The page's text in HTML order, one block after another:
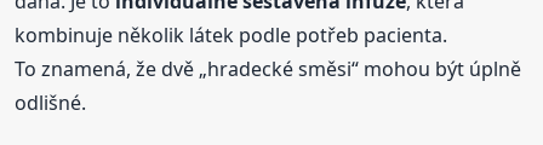
kombinuje několik látek podle potřeb pacienta.
To znamená, že dvě „hradecké směsi“ mohou být úplně
odlišné.